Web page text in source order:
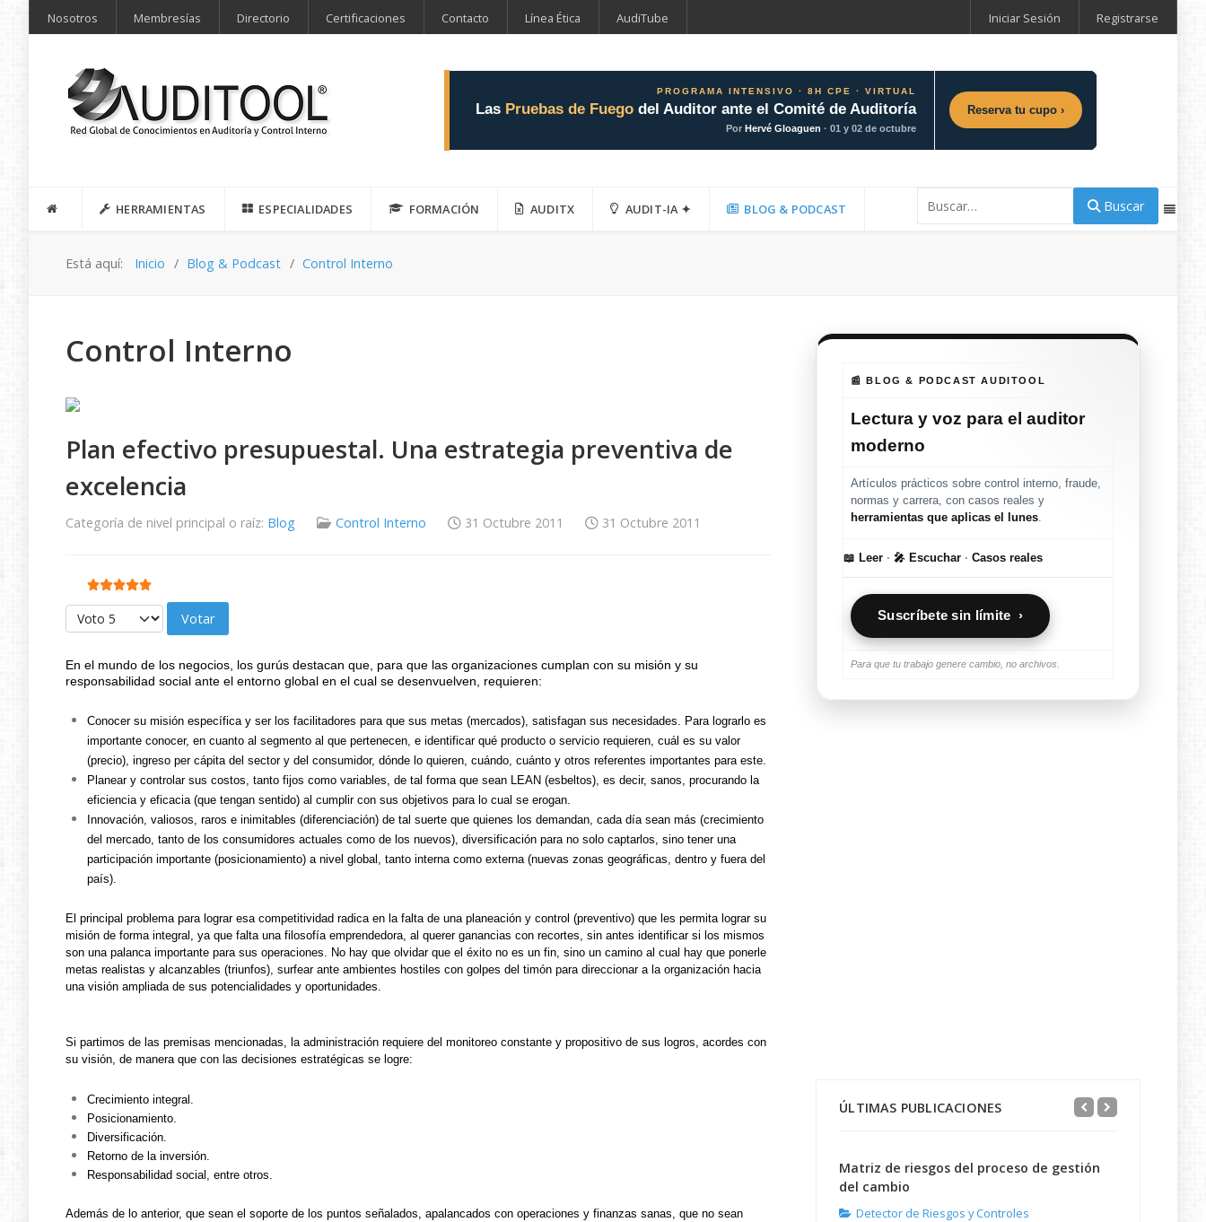
Nosotros Membresías Directorio Certificaciones Contacto Línea Ética AudiTube Iniciar Sesión Registrarse
PROGRAMA INTENSIVO · 8H CPE · VIRTUAL
Las Pruebas de Fuego del Auditor ante el Comité de Auditoría
PorHervé Gloaguen · 01 y 02 de octubre
Reserva tu cupo ›
HERRAMIENTAS ESPECIALIDADES FORMACIÓN AUDITX AUDIT-IA ✦ BLOG & PODCAST Buscar
Está aquí: Inicio Blog & Podcast Control Interno
Control Interno
Plan efectivo presupuestal. Una estrategia preventiva de
excelencia
Categoría de nivel principal o raíz: Blog Control Interno 31 Octubre 2011 31 Octubre 2011
Ratio:5/5
Por favor, vote
En el mundo de los negocios, los gurús destacan que, para que las organizaciones cumplan con su misión y su
responsabilidad social ante el entorno global en el cual se desenvuelven, requieren:
Conocer su misión específica y ser los facilitadores para que sus metas (mercados), satisfagan sus necesidades. Para lograrlo es
importante conocer, en cuanto al segmento al que pertenecen, e identificar qué producto o servicio requieren, cuál es su valor
(precio), ingreso per cápita del sector y del consumidor, dónde lo quieren, cuándo, cuánto y otros referentes importantes para este.
Planear y controlar sus costos, tanto fijos como variables, de tal forma que sean LEAN (esbeltos), es decir, sanos, procurando la
eficiencia y eficacia (que tengan sentido) al cumplir con sus objetivos para lo cual se erogan.
Innovación, valiosos, raros e inimitables (diferenciación) de tal suerte que quienes los demandan, cada día sean más (crecimiento
del mercado, tanto de los consumidores actuales como de los nuevos), diversificación para no solo captarlos, sino tener una
participación importante (posicionamiento) a nivel global, tanto interna como externa (nuevas zonas geográficas, dentro y fuera del
país).
El principal problema para lograr esa competitividad radica en la falta de una planeación y control (preventivo) que les permita lograr su
misión de forma integral, ya que falta una filosofía emprendedora, al querer ganancias con recortes, sin antes identificar si los mismos
son una palanca importante para sus operaciones. No hay que olvidar que el éxito no es un fin, sino un camino al cual hay que ponerle
metas realistas y alcanzables (triunfos), surfear ante ambientes hostiles con golpes del timón para direccionar a la organización hacia
una visión ampliada de sus potencialidades y oportunidades.
Si partimos de las premisas mencionadas, la administración requiere del monitoreo constante y propositivo de sus logros, acordes con
su visión, de manera que con las decisiones estratégicas se logre:
Crecimiento integral.
Posicionamiento.
Diversificación.
Retorno de la inversión.
Responsabilidad social, entre otros.
Además de lo anterior, que sean el soporte de los puntos señalados, apalancados con operaciones y finanzas sanas, que no sean
📰 BLOG & PODCAST AUDITOOL
Lectura y voz para el auditor
moderno
Artículos prácticos sobre control interno, fraude,
normas y carrera, con casos reales y
herramientas que aplicas el lunes
📖 Leer · 🎤 Escuchar · Casos reales
Suscríbete sin límite ›
Para que tu trabajo genere cambio, no archivos.
ÚLTIMAS PUBLICACIONES
Matriz de riesgos del proceso de gestión
del cambio
Detector de Riesgos y Controles